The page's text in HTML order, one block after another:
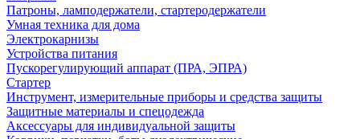
Патроны, ламподержатели, стартеродержатели
Умная техника для дома
Электрокарнизы
Устройства питания
Пускорегулирующий аппарат (ПРА, ЭПРА)
Стартер
Инструмент, измерительные приборы и средства защиты
Защитные материалы и спецодежда
Аксессуары для индивидуальной защиты